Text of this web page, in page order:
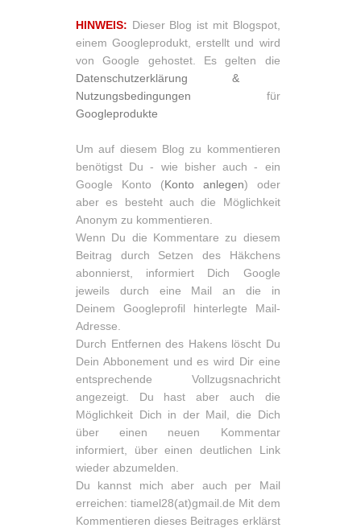
HINWEIS: Dieser Blog ist mit Blogspot,
einem Googleprodukt, erstellt und wird
von Google gehostet. Es gelten die
Datenschutzerklärung &
Nutzungsbedingungen
für
Googleprodukte
Um auf diesem Blog zu kommentieren
benötigst Du - wie bisher auch - ein
Google Konto (Konto anlegen) oder
aber es besteht auch die Möglichkeit
Anonym zu kommentieren.
Wenn Du die Kommentare zu diesem
Beitrag durch Setzen des Häkchens
abonnierst, informiert Dich Google
jeweils durch eine Mail an die in
Deinem Googleprofil hinterlegte Mail-
Adresse.
Durch Entfernen des Hakens löscht Du
Dein Abbonement und es wird Dir eine
entsprechende Vollzugsnachricht
angezeigt. Du hast aber auch die
Möglichkeit Dich in der Mail, die Dich
über einen neuen Kommentar
informiert, über einen deutlichen Link
wieder abzumelden.
Du kannst mich aber auch per Mail
erreichen: tiamel28(at)gmail.de Mit dem
Kommentieren dieses Beitrages erklärst